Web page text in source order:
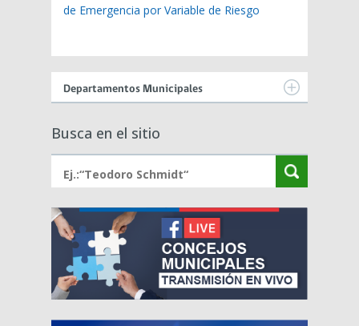
de Emergencia por Variable de Riesgo
Departamentos Municipales
Busca en el sitio